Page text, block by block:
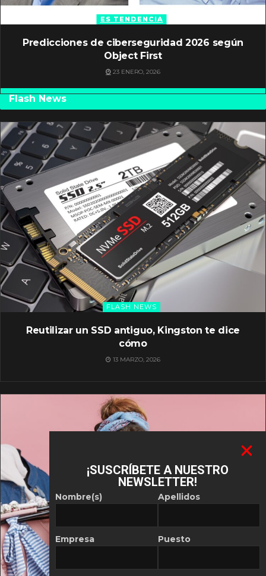
ES TENDENCIA
Predicciones de ciberseguridad 2026 según
Object First
23 ENERO, 2026
Flash News
FLASH NEWS
Reutilizar un SSD antiguo, Kingston te dice
cómo
13 MARZO, 2026
¡SUSCRÍBETE A NUESTRO
NEWSLETTER!
Nombre(s)
Empresa
Apellidos
Puesto